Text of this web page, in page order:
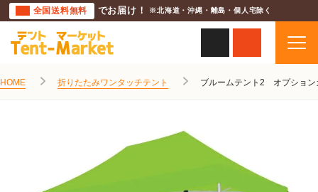
全国送料無料 でお届け！ ※北海道・沖縄・離島・個人宅除く
HOME 折りたたみワンタッチテント ブルームテント2 オプション